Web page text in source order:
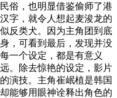
俗，也明显借鉴偷师了港
字，就令人想起麦浚龙的
反类犬。因为主角团到底
，可看到最后，发现并没
一个设定，都是有意义
。除去惊艳的设定，影片
演技。主角崔岷植是韩国
能够用眼神诠释出角色的